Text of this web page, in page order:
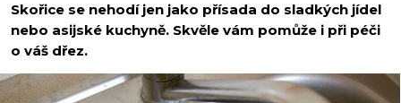
Skořice se nehodí jen jako přísada do sladkých jídel
nebo asijské kuchyně. Skvěle vám pomůže i při péči
o váš dřez.